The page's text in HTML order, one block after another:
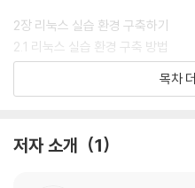
2장 리눅스 실습 환경 구축하기
2.1 리눅스 실습 환경 구축 방법
2.2 실습: 가상 머신에 리눅스 설치
3.2 셸 스크립트
목차
저자 소개 1